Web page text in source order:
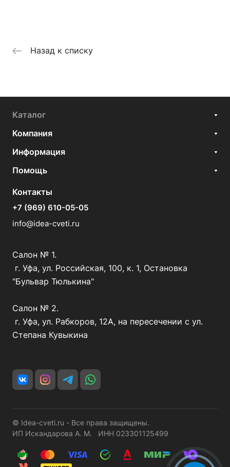
Назад к списку
Каталог
Компания
Информация
Помощь
Контакты
+7 (969) 610-05-05
info@idea-cveti.ru
Салон № 1.
г. Уфа, ул. Российская, 100, к. 1, Остановка
"Бульвар Тюлькина"
Салон № 2.
г. Уфа, ул. Рабкоров, 12А, на пересечении с ул.
Степана Кувыкина
© Idea-cveti.ru - Все права защищены.
ИП Искандарова А. М. ИНН 023301125499